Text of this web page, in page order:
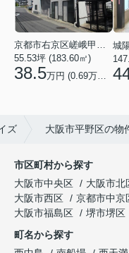
55.53坪 (183.60㎡)
38.5万円 (0.69万円/坪)
城
ズ 大阪市平野区の物
市区町村から探す
大阪市中央区
大阪市北
大阪市西区
京都市中京
大阪市福島区
堺市堺区
町名から探す